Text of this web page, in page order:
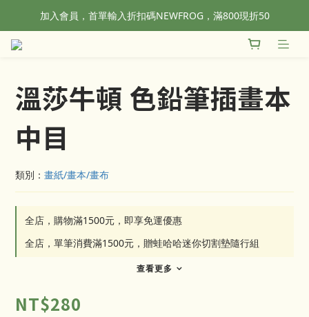
全站滿1500元免運！
加入會員，首單輸入折扣碼NEWFROG，滿800現折50
溫莎牛頓 色鉛筆插畫本
中目
類別： 畫紙/畫本/畫布
全店，購物滿1500元，即享免運優惠
全店，單筆消費滿1500元，贈蛙哈哈迷你切割墊隨行組
查看更多
NT$280